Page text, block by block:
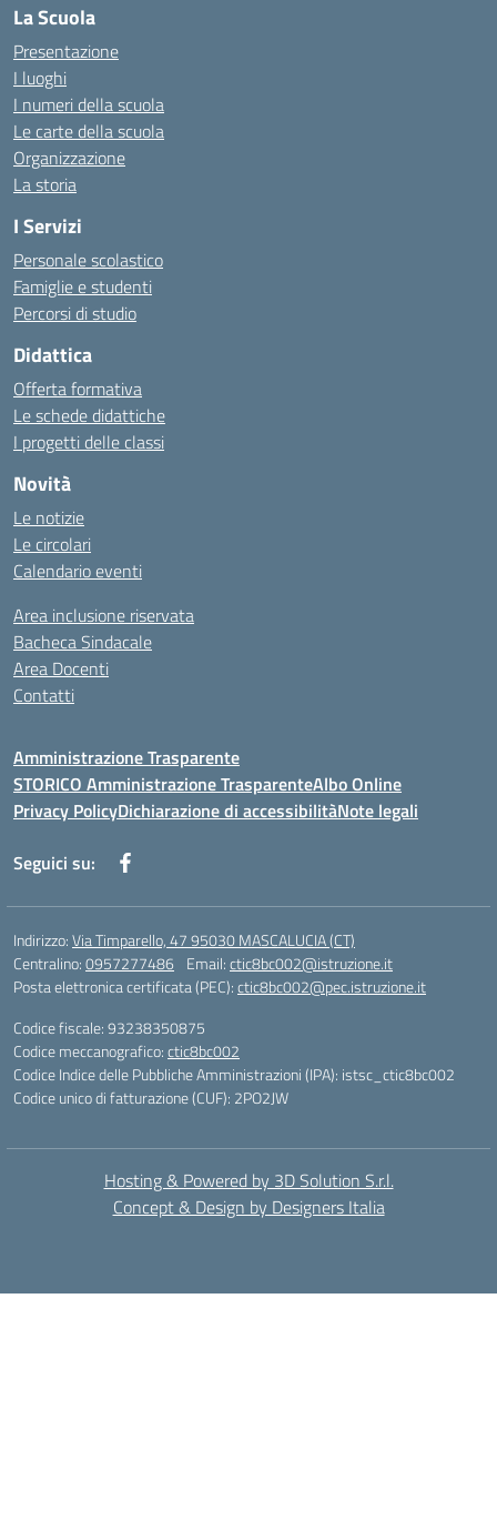
La Scuola
Presentazione
I luoghi
I numeri della scuola
Le carte della scuola
Organizzazione
La storia
I Servizi
Personale scolastico
Famiglie e studenti
Percorsi di studio
Didattica
Offerta formativa
Le schede didattiche
I progetti delle classi
Novità
Le notizie
Le circolari
Calendario eventi
Area inclusione riservata
Bacheca Sindacale
Area Docenti
Contatti
Amministrazione Trasparente
STORICO Amministrazione TrasparenteAlbo Online
Privacy PolicyDichiarazione di accessibilitàNote legali
Seguici su:
Indirizzo:Via Timparello, 47 95030 MASCALUCIA (CT)
Centralino:0957277486 Email:ctic8bc002@istruzione.it
Posta elettronica certificata (PEC):ctic8bc002@pec.istruzione.it
Codice fiscale: 93238350875
Codice meccanografico:ctic8bc002
Codice Indice delle Pubbliche Amministrazioni (IPA): istsc_ctic8bc002
Codice unico di fatturazione (CUF): 2PO2JW
Hosting & Powered by 3D Solution S.r.l.
Concept & Design by Designers Italia